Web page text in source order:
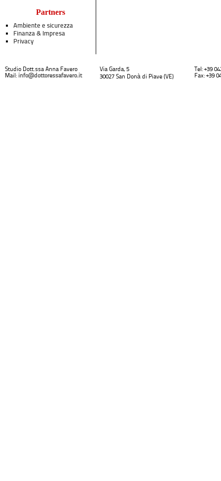
Partners
Ambiente e sicurezza
Finanza & Impresa
Privacy
Studio Dott.ssa Anna Favero
Mail: info@dottoressafavero.it
Via Garda, 5
30027 San Donà di Piave (VE)
Tel: +39
Fax: +39